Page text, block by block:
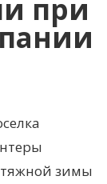
при
зимы